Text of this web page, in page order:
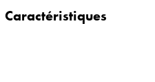
Caractéristiques